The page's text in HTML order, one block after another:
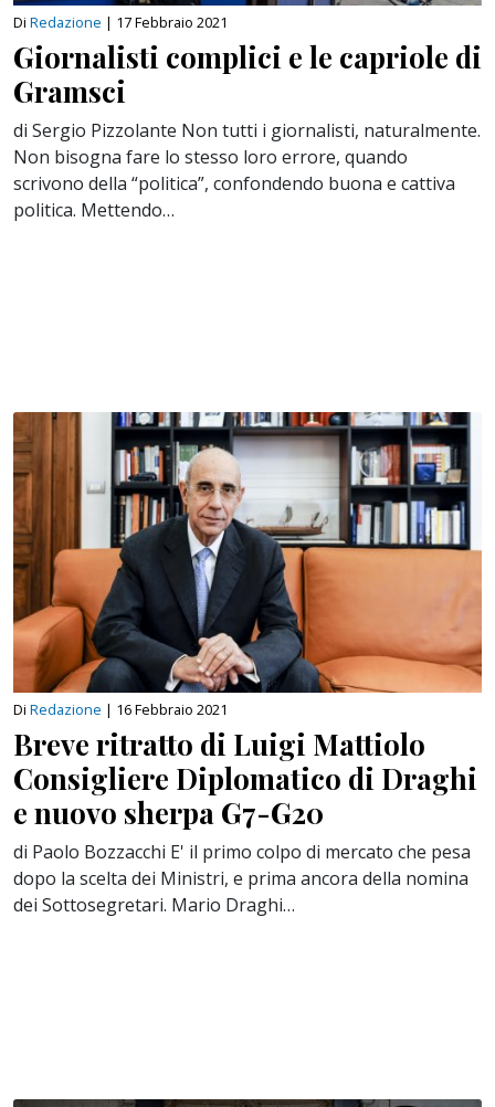
Di Redazione | 17 Febbraio 2021
Giornalisti complici e le capriole di
Gramsci
di Sergio Pizzolante Non tutti i giornalisti, naturalmente.
Non bisogna fare lo stesso loro errore, quando
scrivono della “politica”, confondendo buona e cattiva
politica. Mettendo…
Di Redazione | 16 Febbraio 2021
Breve ritratto di Luigi Mattiolo
Consigliere Diplomatico di Draghi
e nuovo sherpa G7-G20
di Paolo Bozzacchi E' il primo colpo di mercato che pesa
dopo la scelta dei Ministri, e prima ancora della nomina
dei Sottosegretari. Mario Draghi…